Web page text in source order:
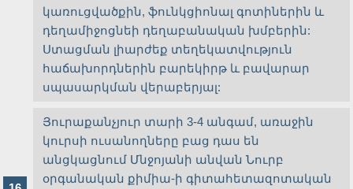
կառուցվածքին, ֆունկցիոնալ գոտիներին և
դեղամիջոցնեի դեղաբանական խմբերին:
Ստացման լիարժեք տեղեկատվություն
հաճախորդներին բարեկիրթ և բավարար
սպասարկման վերաբերյալ:
Յուրաքանչյուր տարի 3-4 անգամ, առաջին
կուրսի ուսանողները բաց դաս են
անցկացնում Մնջոյանի անվան Նուրբ
օրգանական քիմիա-ի գիտահետազոտական